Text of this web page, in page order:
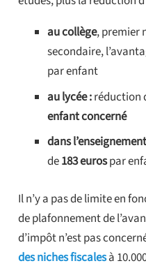
au collège, premier
secondaire,
par enfant
au lycée :réduction
enfant concerné
dans
de183 eurospar
Il n’y a pas de limite en
de plafonnement de
d’impôt n’est pas
des niches fiscalesà